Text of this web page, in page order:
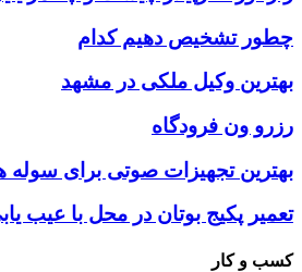
چطور تشخیص دهیم کدام
بهترین وکیل ملکی در مشهد
رزرو ون فرودگاه
بهترین تجهیزات صوتی برای سوله‌
تعمیر پکیج بوتان در محل با عیب
کسب و کار